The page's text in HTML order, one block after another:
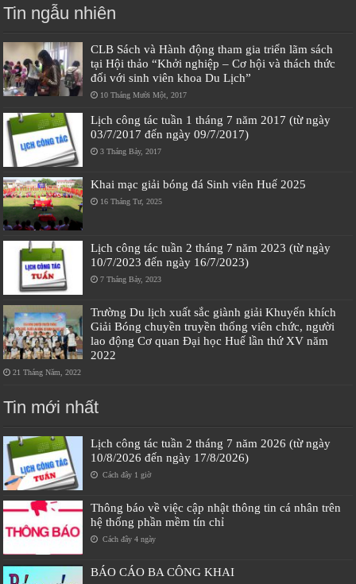
Tin ngẫu nhiên
CLB Sách và Hành động tham gia triển lãm sách
tại Hội thảo “Khởi nghiệp – Cơ hội và thách thức
đối với sinh viên khoa Du Lịch”
10 Tháng Mười Một, 2017
Lịch công tác tuần 1 tháng 7 năm 2017 (từ ngày
03/7/2017 đến ngày 09/7/2017)
3 Tháng Bảy, 2017
Khai mạc giải bóng đá Sinh viên Huế 2025
16 Tháng Tư, 2025
Lịch công tác tuần 2 tháng 7 năm 2023 (từ ngày
10/7/2023 đến ngày 16/7/2023)
7 Tháng Bảy, 2023
Trường Du lịch xuất sắc giành giải Khuyến khích
Giải Bóng chuyền truyền thống viên chức, người
lao động Cơ quan Đại học Huế lần thứ XV năm
2022
21 Tháng Năm, 2022
Tin mới nhất
Lịch công tác tuần 2 tháng 7 năm 2026 (từ ngày
10/8/2026 đến ngày 17/8/2026)
Cách đây 1 giờ
Thông báo về việc cập nhật thông tin cá nhân trên
hệ thống phần mềm tín chỉ
Cách đây 4 ngày
BÁO CÁO BA CÔNG KHAI